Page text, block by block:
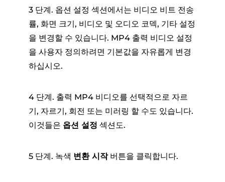
3 단계. 옵션 설정 섹션에서는 비디오 비트 전송
률, 화면 크기, 비디오 및 오디오 코덱, 기타 설정
을 변경할 수 있습니다. MP4 출력 비디오 설정
을 사용자 정의하려면 기본값을 자유롭게 변경
하십시오.
4 단계. 출력 MP4 비디오를 선택적으로 자르
기, 자르기, 회전 또는 미러링 할 수도 있습니다.
이것들은 옵션 설정 섹션도.
5 단계. 녹색 변환 시작버튼을 클릭합니다.